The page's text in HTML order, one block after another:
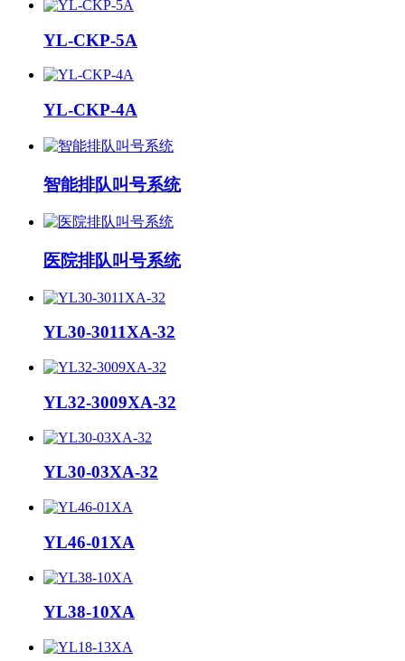
YL-CKP-5A
YL-CKP-4A
智能排队叫号系统
医院排队叫号系统
YL30-3011XA-32
YL32-3009XA-32
YL30-03XA-32
YL46-01XA
YL38-10XA